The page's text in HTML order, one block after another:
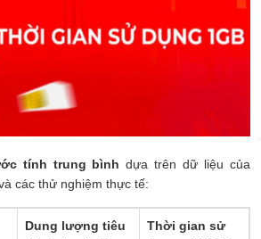
tính trung bình dựa trên dữ liệu của
các thử nghiệm thực tế:
Dung lượng tiêu
Thời gian sử